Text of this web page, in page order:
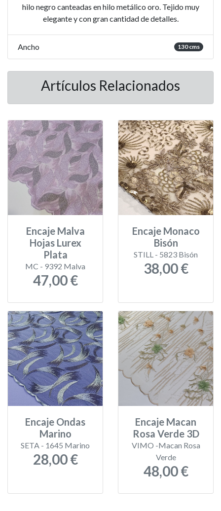
hilo negro canteadas en hilo metálico oro. Tejido muy
elegante y con gran cantidad de detalles.
Ancho 130 cms
Artículos Relacionados
Encaje Malva
Hojas Lurex
Plata
MC - 9392 Malva
47,00 €
Encaje Monaco
Bisón
STILL - 5823 Bisón
38,00 €
Encaje Ondas
Marino
SETA - 1645 Marino
28,00 €
Encaje Macan
Rosa Verde 3D
VIMO -Macan Rosa
Verde
48,00 €